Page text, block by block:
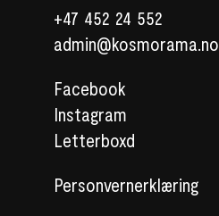
+47 452 24 552
admin@kosmorama.no
Facebook
Instagram
Letterboxd
Personvernerklæring